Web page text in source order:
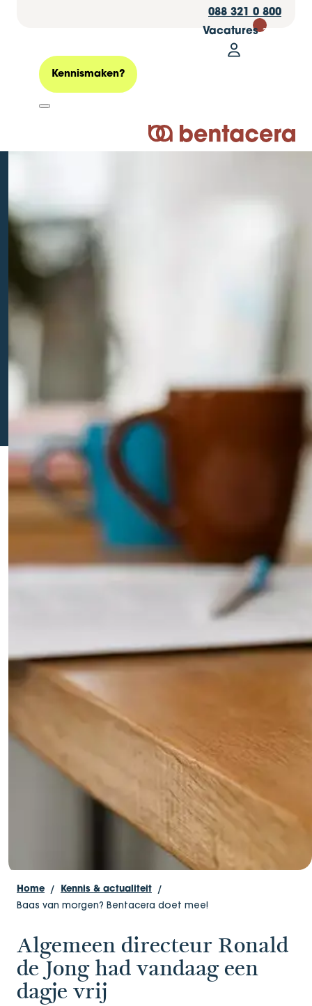
088 321 0 800
Vacatures 30
Mijn
Logo Bentacera
Kennismaken?
Bentacera doet
mee!
Geplaatst op: 06 juni 2024
Home Kennis & actualiteit
Baas van morgen? Bentacera doet mee!
Algemeen directeur Ronald
de Jong had vandaag een
dagje vrij